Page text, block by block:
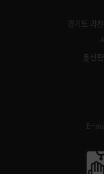
경기도 과
통신
E-